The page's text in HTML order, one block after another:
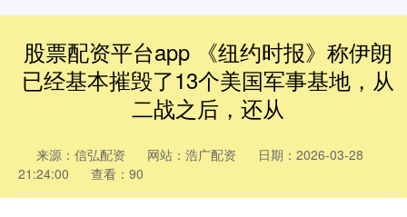
股票配资平台app 《纽约时报》称伊朗
已经基本摧毁了13个美国军事基地，从
二战之后，还从
来源：信弘配资 网站：浩广配资
日期：2026-03-28
21:24:00
查看：90